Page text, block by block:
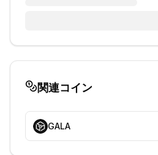
関連コイン
GALA